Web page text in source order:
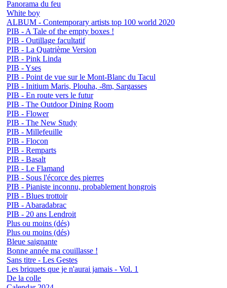
Panorama du feu
White boy
ALBUM - Contemporary artists top 100 world 2020
PIB - A Tale of the empty boxes !
PIB - Outillage facultatif
PIB - La Quatrième Version
PIB - Pink Linda
PIB - Yses
PIB - Point de vue sur le Mont-Blanc du Tacul
PIB - Initium Maris, Plouha, -8m, Sargasses
PIB - En route vers le futur
PIB - The Outdoor Dining Room
PIB - Flower
PIB - The New Study
PIB - Millefeuille
PIB - Flocon
PIB - Remparts
PIB - Basalt
PIB - Le Flamand
PIB - Sous l'écorce des pierres
PIB - Pianiste inconnu, probablement hongrois
PIB - Blues trottoir
PIB - Abaradabrac
PIB - 20 ans Lendroit
Plus ou moins (dés)
Plus ou moins (dés)
Bleue saignante
Bonne année ma couillasse !
Sans titre - Les Gestes
Les briquets que je n'aurai jamais - Vol. 1
De la colle